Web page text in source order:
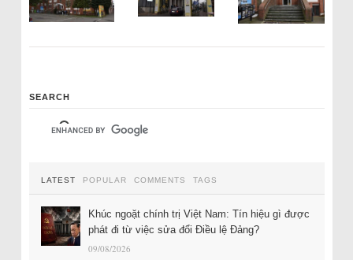
SEARCH
LATEST POPULAR COMMENTS TAGS
Khúc ngoặt chính trị Việt Nam: Tín hiệu gì được
phát đi từ việc sửa đổi Điều lệ Đảng?
09/08/2026